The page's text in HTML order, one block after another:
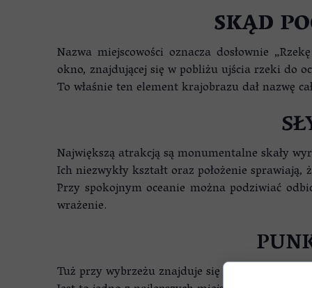
SKĄD
Nazwa miejscowości oznacza dosłownie
okno, znajdującej się w pobliżu ujścia rzeki do
To właśnie ten element krajobrazu dał nazwę
Największą atrakcją są monumentalne skały
Ich niezwykły kształt oraz położenie
Przy spokojnym oceanie można podziwiać
wrażenie.
Tuż przy wybrzeżu znajduje się popularny